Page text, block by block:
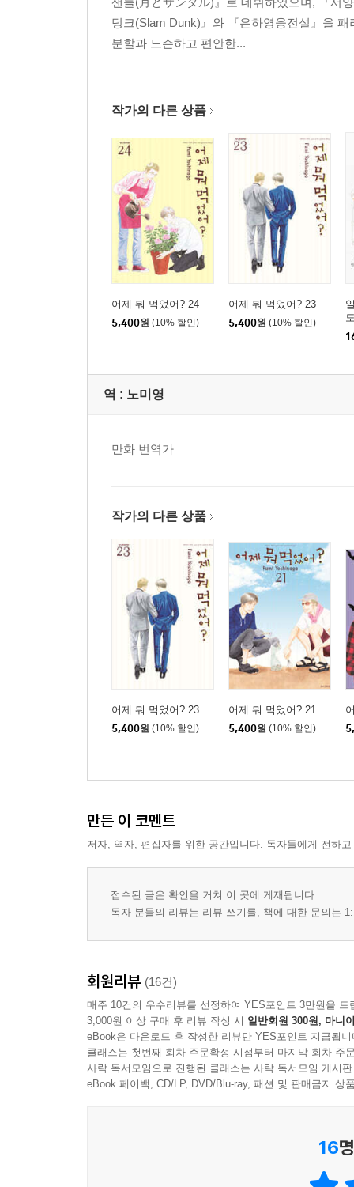
덩크(Slam Dunk)』와 『은하영웅전설』을
분할과 느슨하고 편안한...
작가의 다른 상품
어제 뭐 먹었어? 24
5,400원 (10% 할인)
어제 뭐 먹었어? 23
5,400원 (10% 할인)
역 : 노미영
만화 번역가
작가의 다른 상품
어제 뭐 먹었어? 23
5,400원 (10% 할인)
어제 뭐 먹었어? 21
5,400원 (10% 할인)
만든 이 코멘트
저자, 역자, 편집자를 위한 공간입니다. 독자들에게 전하
접수된 글은 확인을 거쳐 이 곳에 게재됩니다.
독자 분들의 리뷰는 리뷰 쓰기를, 책에 대한 문의는
회원리뷰 (16건)
매주 10건의 우수리뷰를 선정하여 YES포인트 3만원을 드
3,000원 이상 구매 후 리뷰 작성 시 일반회원 300원, 마니
eBook은 다운로드 후 작성한 리뷰만 YES포인트 지급됩니
클래스는 첫번째 회차 주문확정 시점부터 마지막 회차 주
사락 독서모임으로 진행된 클래스는 사락 독서모임 게시
eBook 페이백, CD/LP, DVD/Blu-ray, 패션 및 판매금지 상
16